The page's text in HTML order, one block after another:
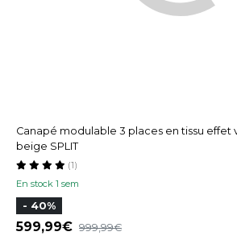
Canapé modulable 3 places en tissu effet
beige SPLIT
En stock 1 sem
(1)
- 40%
599,99 999,99